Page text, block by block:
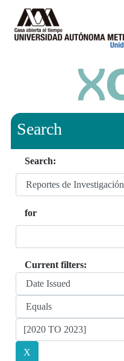
Search
Search:
for
Current filters: